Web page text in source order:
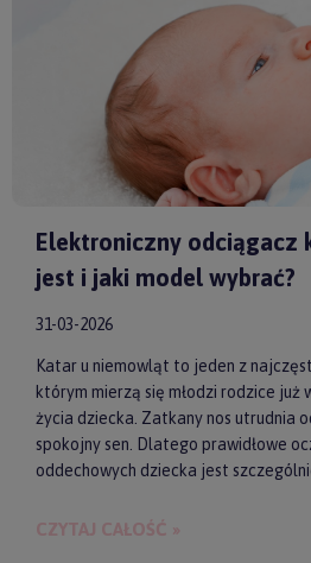
Elektroniczny odciągacz
jest i jaki model wybrać?
31-03-2026
Katar u niemowląt to jeden z
którym mierzą się młodzi rodzice już
życia dziecka. Zatkany nos utrudnia
spokojny sen. Dlatego prawidłowe
oddechowych dziecka jest
skutecznych akcesoriów
CZYTAJ CAŁOŚĆ »